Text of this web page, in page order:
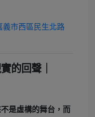
義市西區民生北路
的回聲｜
是虛構的舞台，而